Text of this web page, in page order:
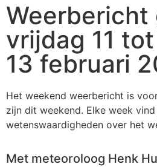
Weerbericht
vrijdag 11
13 februari
Het weekend weerbericht is
zijn dit weekend. Elke week
wetenswaardigheden over het
Met meteoroloog Henk